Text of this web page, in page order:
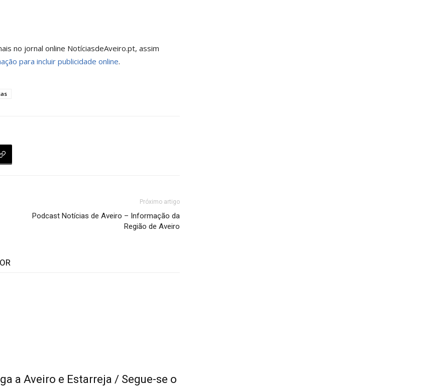
no jornal online NotíciasdeAveiro.pt, assim
para incluir publicidade online.
Próximo artigo
Podcast Notícias de Aveiro – Informação da
Região de Aveiro
a Aveiro e Estarreja / Segue-se o